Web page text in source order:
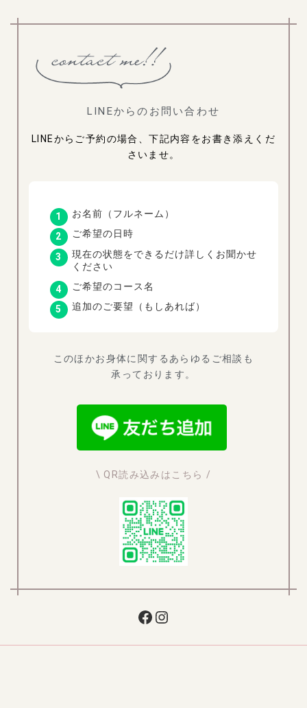
LINEからのお問い合わせ
LINEからご予約の場合、下記内容をお書き添えくだ
さいませ。
お名前（フルネーム）
ご希望の日時
現在の状態をできるだけ詳しくお聞かせ
ください
ご希望のコース名
追加のご要望（もしあれば）
このほかお身体に関するあらゆるご相談も
承っております。
\ QR読み込みはこちら /
Facebook
Instagram